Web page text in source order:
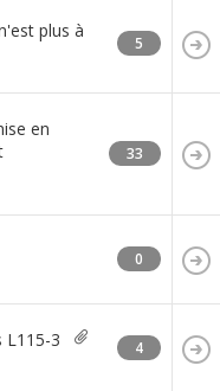
plus à
5
en
33
0
L115-3 4